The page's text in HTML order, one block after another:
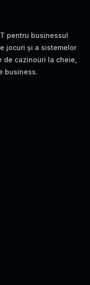
pentru businessul
jocuri și a sistemelor
de cazinouri la cheie,
business.